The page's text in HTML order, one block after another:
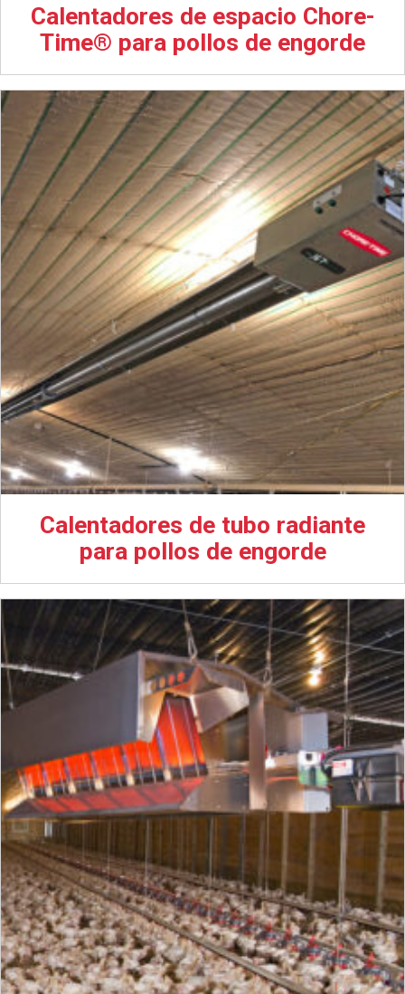
Calentadores de espacio Chore-
Time® para pollos de engorde
Calentadores de tubo radiante
para pollos de engorde